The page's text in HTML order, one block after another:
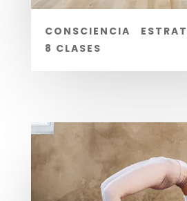
CONSCIENCIA
8 CLASES